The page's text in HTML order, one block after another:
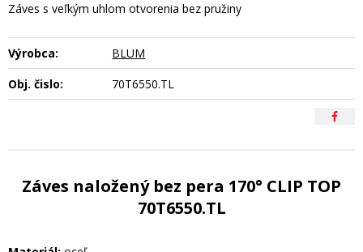
Záves s veľkým uhlom otvorenia bez pružiny
Výrobca:
BLUM
Obj. čislo:
70T6550.TL
Záves naložený bez pera 170° CLIP TOP
70T6550.TL